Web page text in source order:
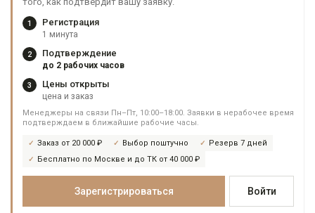
1 Регистрация
1 минута
2 Подтверждение
до 2 рабочих часов
3 Цены открыты
цена и заказ
Менеджеры на связи Пн–Пт, 10:00–18:00. Заявки в нерабочее время
подтверждаем в ближайшие рабочие часы.
Заказ от 20 000 ₽ Выбор поштучно
Резерв 7 дней
Бесплатно по Москве и до ТК от 40 000 ₽
Зарегистрироваться Войти